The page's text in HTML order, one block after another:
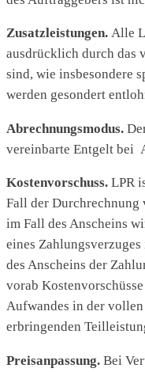
Zusatzleistungen. Alle
ausdrücklich durch das
sind, wie insbesondere
werden gesondert
Abrechnungsmodus.
vereinbarte Entgelt bei
Kostenvorschuss. LPR
Fall der Durchrechnung
im Fall des Anscheins
eines
des Anscheins der
vorab
Aufwandes in der vollen
erbringenden
Preisanpassung. Bei